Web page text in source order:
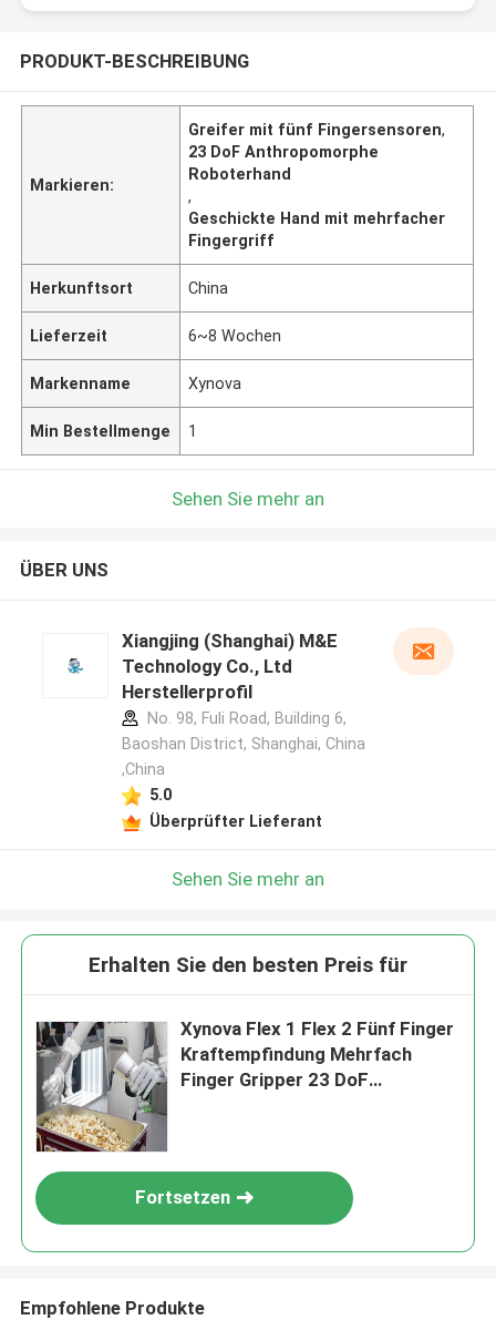
PRODUKT-BESCHREIBUNG
Markieren:
Greifer mit fünf Fingersensoren,
23 DoF Anthropomorphe
Roboterhand
,
Geschickte Hand mit mehrfacher
Fingergriff
Herkunftsort China
Lieferzeit 6~8 Wochen
Markenname Xynova
Min Bestellmenge 1
Sehen Sie mehr an
ÜBER UNS
Xiangjing (Shanghai) M&E
Technology Co., Ltd
Herstellerprofil
No. 98, Fuli Road, Building 6,
Baoshan District, Shanghai, China
,China
5.0
Überprüfter Lieferant
Sehen Sie mehr an
Erhalten Sie den besten Preis für
Xynova Flex 1 Flex 2 Fünf Finger
Kraftempfindung Mehrfach
Finger Gripper 23 DoF
Fortsetzen
Empfohlene Produkte